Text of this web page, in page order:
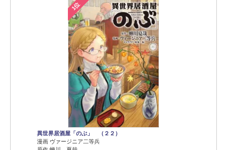
1位
異世界居酒屋「のぶ」 （２２）
漫画 ヴァージニア二等兵